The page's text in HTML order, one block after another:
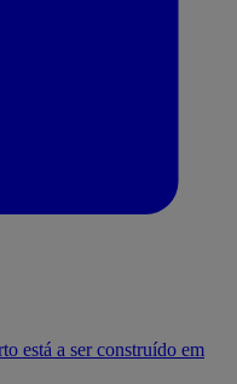
está a ser construído em